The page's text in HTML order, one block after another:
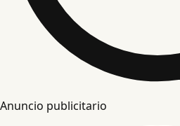
Anuncio publicitario